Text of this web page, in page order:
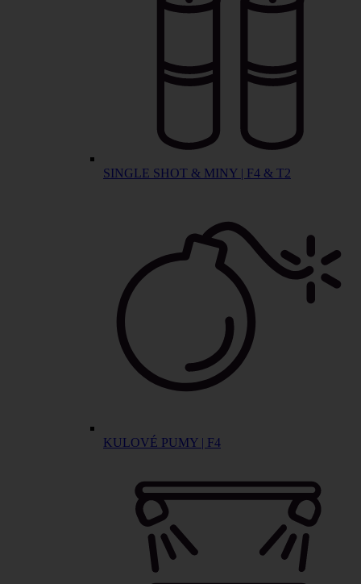
SINGLE SHOT & MINY | F4 & T2
KULOVÉ PUMY | F4